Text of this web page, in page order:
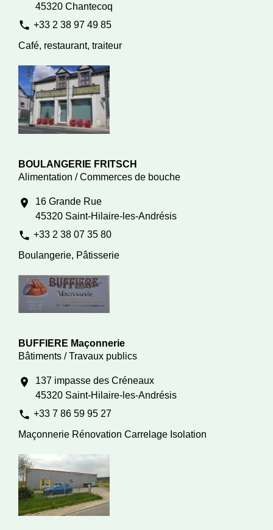
45320 Chantecoq
phone +33 2 38 97 49 85
Café, restaurant, traiteur
BOULANGERIE FRITSCH
Alimentation / Commerces de bouche
location_on
16 Grande Rue
45320 Saint-Hilaire-les-Andrésis
phone +33 2 38 07 35 80
Boulangerie, Pâtisserie
BUFFIERE Maçonnerie
Bâtiments / Travaux publics
location_on
137 impasse des Créneaux
45320 Saint-Hilaire-les-Andrésis
phone +33 7 86 59 95 27
Maçonnerie Rénovation Carrelage Isolation